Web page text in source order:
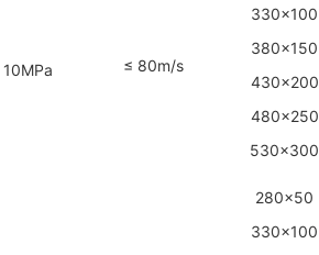
≤ 80m/s
330x100
380x150
430x200
480x250
530x300
280x50
330x100